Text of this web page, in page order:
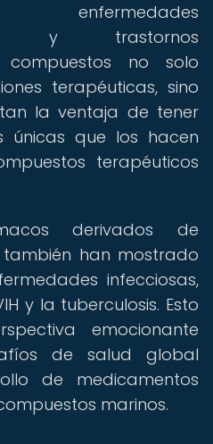
y trastornos
compuestos no solo
terapéuticas, sino
la ventaja de tener
únicas que los hacen
terapéuticos
derivados de
han mostrado
infecciosas,
y la tuberculosis. Esto
emocionante
de salud global
de medicamentos
marinos.